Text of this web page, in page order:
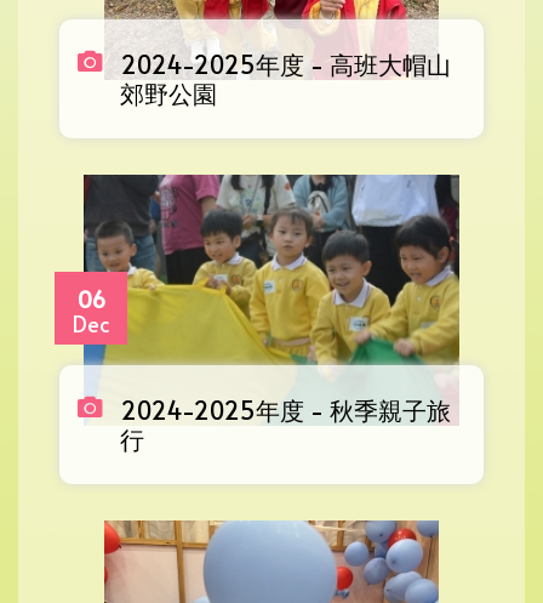
2024-2025年度 - 高班大帽山
郊野公園
06
Dec
2024-2025年度 - 秋季親子旅
行